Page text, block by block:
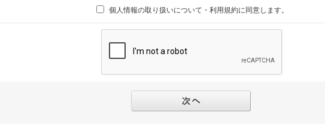
【外部サービスアカウントを利用される場合】
会員登録時にソーシャルネットワーキングサービス等の外部サービスとの連携を許可した場合
・当社物品販売、古物買取事業および個人・法人の売買仲介業に伴うご案内、契約、申し込み
・メールマガジンの配信、および当社が提供する商品・サービスについてのアンケート実施のた
・EVERYBODY×PHOTOGRAPHER.comのフォトシェアリングサービス運営のため
1) 本規約は、本サイト及び本サービスの利用に関し、弊社及び全てのユーザーに適用されます。
2) 弊社が別途規定する個別規定、及び弊社が随時本サイト内に掲示またはユーザーに対し通知
す。本規約と個別規定及び追加規定が異なる場合は、個別規定及び追加規定が優先するものとし
3) 弊社はユーザーの承諾を得ることなく、本規約を変更できるものとし、ユーザーはこれを承
た場合は、本サイト内に掲示またはユーザーに対し通知するものとし、その後にユーザーが本
1) ユーザーは、本サイトの利用に際し、ユーザー本人のユーザーID、パスワード、メールアド
個人情報の取り扱いについて・利用規約に同意します。